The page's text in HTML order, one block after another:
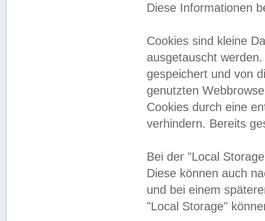
Diese Informationen
Cookies sind kleine
ausgetauscht
gespeichert und von
genutzten
Cookies durch eine
verhindern. Bereits
Bei der "Local
Diese können auch
und bei einem
"Local Storage"